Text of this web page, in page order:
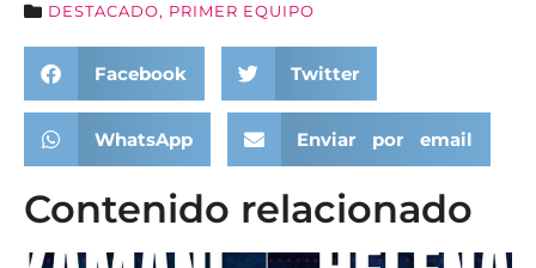
DESTACADO, PRIMER EQUIPO
Facebook Twitter
WhatsApp Enviar por email
Contenido relacionado